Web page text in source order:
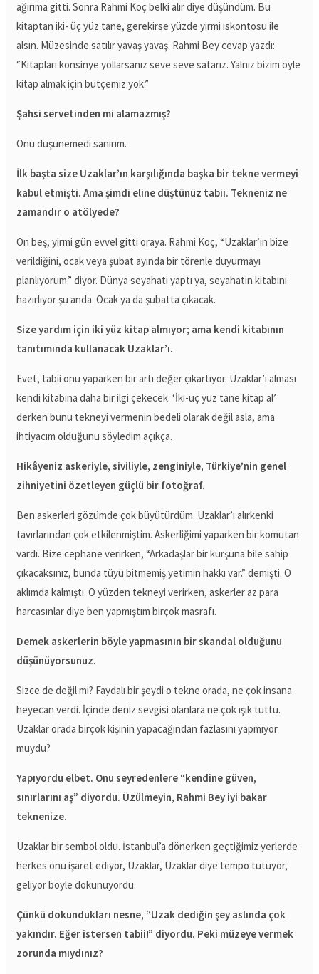
ağırıma gitti. Sonra Rahmi Koç belki alır diye düşündüm. Bu
kitaptan iki- üç yüz tane, gerekirse yüzde yirmi ıskontosu ile
alsın. Müzesinde satılır yavaş yavaş. Rahmi Bey cevap yazdı:
“Kitapları konsinye yollarsanız seve seve satarız. Yalnız bizim öyle
kitap almak için bütçemiz yok.”
Şahsi servetinden mi alamazmış?
Onu düşünemedi sanırım.
İlk başta size Uzaklar’ın karşılığında başka bir tekne vermeyi
kabul etmişti. Ama şimdi eline düştünüz tabii. Tekneniz ne
zamandır o atölyede?
On beş, yirmi gün evvel gitti oraya. Rahmi Koç, “Uzaklar’ın bize
verildiğini, ocak veya şubat ayında bir törenle duyurmayı
planlıyorum.” diyor. Dünya seyahati yaptı ya, seyahatin kitabını
hazırlıyor şu anda. Ocak ya da şubatta çıkacak.
Size yardım için iki yüz kitap almıyor; ama kendi kitabının
tanıtımında kullanacak Uzaklar’ı.
Evet, tabii onu yaparken bir artı değer çıkartıyor. Uzaklar’ı alması
kendi kitabına daha bir ilgi çekecek. ‘İki-üç yüz tane kitap al’
derken bunu tekneyi vermenin bedeli olarak değil asla, ama
ihtiyacım olduğunu söyledim açıkça.
Hikâyeniz askeriyle, siviliyle, zenginiyle, Türkiye’nin genel
zihniyetini özetleyen güçlü bir fotoğraf.
Ben askerleri gözümde çok büyütürdüm. Uzaklar’ı alırkenki
tavırlarından çok etkilenmiştim. Askerliğimi yaparken bir komutan
vardı. Bize cephane verirken, “Arkadaşlar bir kurşuna bile sahip
çıkacaksınız, bunda tüyü bitmemiş yetimin hakkı var.” demişti. O
aklımda kalmıştı. O yüzden tekneyi verirken, askerler az para
harcasınlar diye ben yapmıştım birçok masrafı.
Demek askerlerin böyle yapmasının bir skandal olduğunu
düşünüyorsunuz.
Sizce de değil mi? Faydalı bir şeydi o tekne orada, ne çok insana
heyecan verdi. İçinde deniz sevgisi olanlara ne çok ışık tuttu.
Uzaklar orada birçok kişinin yapacağından fazlasını yapmıyor
muydu?
Yapıyordu elbet. Onu seyredenlere “kendine güven,
sınırlarını aş” diyordu. Üzülmeyin, Rahmi Bey iyi bakar
teknenize.
Uzaklar bir sembol oldu. İstanbul’a dönerken geçtiğimiz yerlerde
herkes onu işaret ediyor, Uzaklar, Uzaklar diye tempo tutuyor,
geliyor böyle dokunuyordu.
Çünkü dokundukları nesne, “Uzak dediğin şey aslında çok
yakındır. Eğer istersen tabii!” diyordu. Peki müzeye vermek
zorunda mıydınız?